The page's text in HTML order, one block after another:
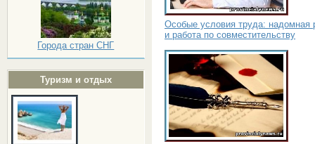
Города стран СНГ
Туризм и отдых
Особые условия труда: надомная
и работа по совместительству